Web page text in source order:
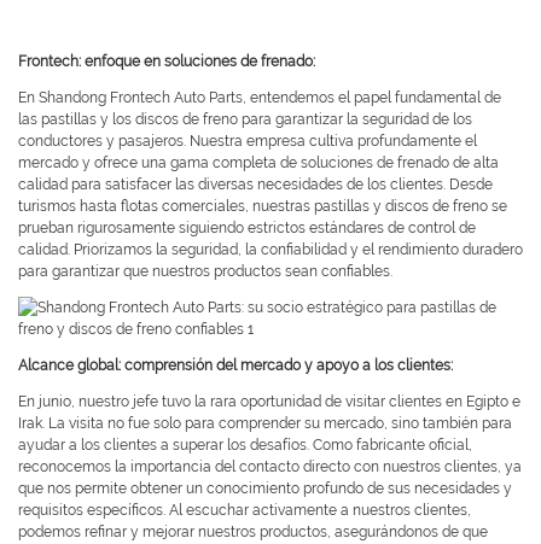
Frontech: enfoque en soluciones de frenado:
En Shandong Frontech Auto Parts, entendemos el papel fundamental de
las pastillas y los discos de freno para garantizar la seguridad de los
conductores y pasajeros. Nuestra empresa cultiva profundamente el
mercado y ofrece una gama completa de soluciones de frenado de alta
calidad para satisfacer las diversas necesidades de los clientes. Desde
turismos hasta flotas comerciales, nuestras pastillas y discos de freno se
prueban rigurosamente siguiendo estrictos estándares de control de
calidad. Priorizamos la seguridad, la confiabilidad y el rendimiento duradero
para garantizar que nuestros productos sean confiables.
Alcance global: comprensión del mercado y apoyo a los clientes:
En junio, nuestro jefe tuvo la rara oportunidad de visitar clientes en Egipto e
Irak. La visita no fue solo para comprender su mercado, sino también para
ayudar a los clientes a superar los desafíos. Como fabricante oficial,
reconocemos la importancia del contacto directo con nuestros clientes, ya
que nos permite obtener un conocimiento profundo de sus necesidades y
requisitos específicos. Al escuchar activamente a nuestros clientes,
podemos refinar y mejorar nuestros productos, asegurándonos de que